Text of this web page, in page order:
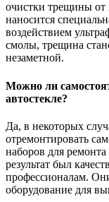
очистки трещины от
наносится
воздействием
смолы, трещина
незаметной.
Можно ли
автостекле?
Да, в некоторых
отремонтировать
наборов для
результат был
профессионалам.
оборудование для